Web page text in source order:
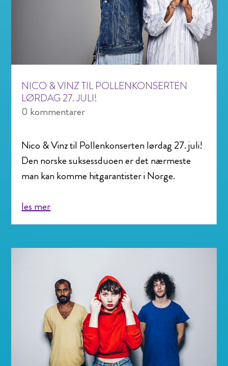
NICO & VINZ TIL POLLENKONSERTEN
LØRDAG 27. JULI!
0 kommentarer
Nico & Vinz til Pollenkonserten lørdag 27. juli!
Den norske suksessduoen er det nærmeste
man kan komme hitgarantister i Norge.
les mer